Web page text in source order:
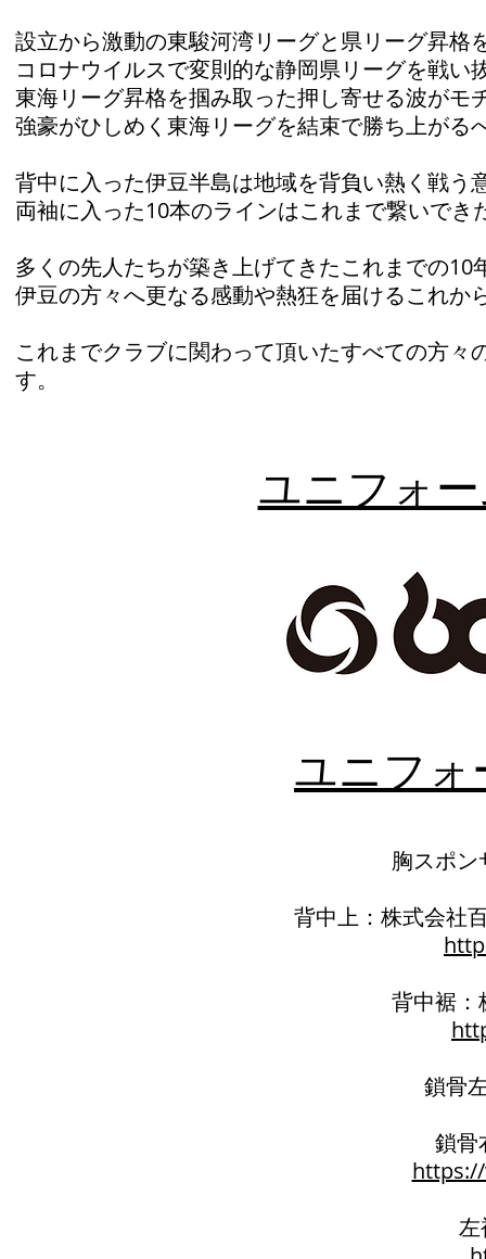
設立から激動の東駿河湾リーグと県リーグ昇格
コロナウイルスで変則的な静岡県リーグを戦
東海リーグ昇格を掴み取った押し寄せる波がモ
強豪がひしめく東海リーグを結束で勝ち上がる
背中に入った伊豆半島は地域を背負い熱く戦う
両袖に入った10本のラインはこれまで繋いで
多くの先人たちが築き上げてきたこれまでの10
伊豆の方々へ更なる感動や熱狂を届けるこれか
これまでクラブに関わって頂いたすべての方
す。
ユニフォ
ユニフォ
胸スポ
背中上：株式会社
背中裾：
鎖骨
鎖骨